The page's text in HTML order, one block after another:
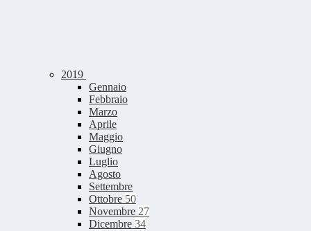
2019
Gennaio
Febbraio
Marzo
Aprile
Maggio
Giugno
Luglio
Agosto
Settembre
Ottobre 50
Novembre 27
Dicembre 34